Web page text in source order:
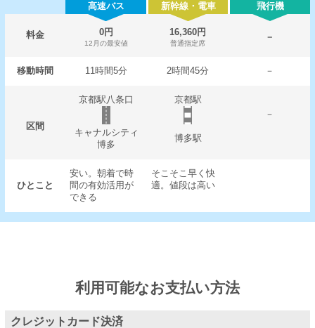
高速バス 新幹線・電車 飛行機
料金 0円
12月の最安値
16,360円
普通指定席
－
移動時間 11時間5分 2時間45分 －
区間
京都駅八条口
京都駅
－
キャナルシティ
博多
博多駅
ひとこと
安い。朝着で時
間の有効活用が
できる
そこそこ早く快
適。値段は高い
利用可能なお支払い方法
クレジットカード決済